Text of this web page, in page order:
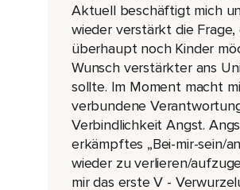
Das findet uns.
Wir suchen uns selten diese Sache
Für die wir uns verantwortlich fühlen,
Sondern die sucht uns aus,
Und das ist etwas,
Aktuell beschäftigt mich
wieder verstärkt die Frage,
überhaupt noch Kinder
Wunsch verstärkter ans
sollte. Im Moment macht
verbundene
Verbindlichkeit Angst.
erkämpftes „Bei-mir-sein/
wieder zu verlieren/
mir das erste V -